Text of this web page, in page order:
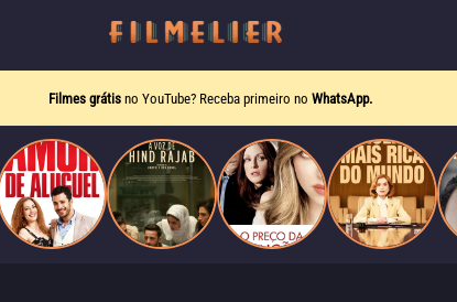
Filmes grátis no YouTube? Receba primeiro no WhatsApp.